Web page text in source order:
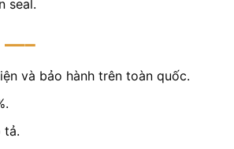
seal.
—–
và bảo hành trên toàn quốc.
tả.